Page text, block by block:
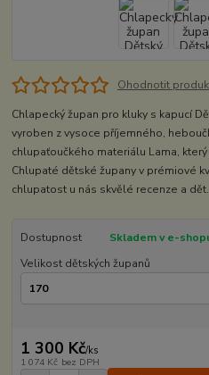
Ohodnotit
Chlapecký župan pro kluky s kapucí
vyroben z vysoce příjemného,
chlupaťoučkého materiálu Lama,
Chlupaté dětské župany v prémiové
chlupatost u nás skvělé recenze a
Dostupnost
Skladem v e-
Velikost dětských županů
1 300 Kč/ks
1 074 Kč bez DPH